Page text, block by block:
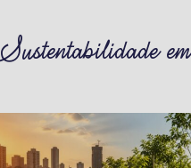
Sustentabilidade